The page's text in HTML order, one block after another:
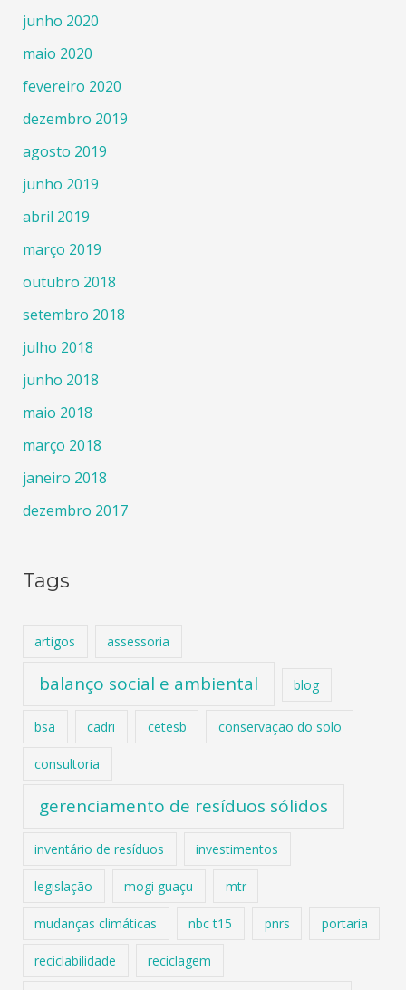
junho 2020
maio 2020
fevereiro 2020
dezembro 2019
agosto 2019
junho 2019
abril 2019
março 2019
outubro 2018
setembro 2018
julho 2018
junho 2018
maio 2018
março 2018
janeiro 2018
dezembro 2017
Tags
artigos assessoria
balanço social e ambiental blog
bsa cadri cetesb conservação do solo
consultoria
gerenciamento de resíduos sólidos
inventário de resíduos investimentos
legislação mogi guaçu mtr
mudanças climáticas nbc t15 pnrs portaria
reciclabilidade reciclagem